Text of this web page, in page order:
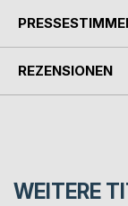
REZENSIONEN
WEITERE